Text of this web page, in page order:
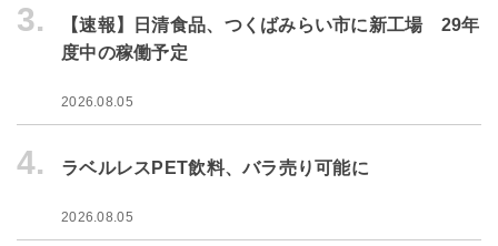
3.
【速報】日清食品、つくばみらい市に新工場 29年
度中の稼働予定
2026.08.05
4. ラベルレスPET飲料、バラ売り可能に
2026.08.05